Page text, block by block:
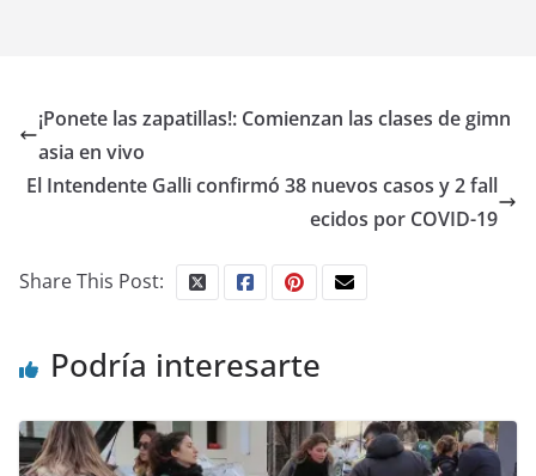
¡Ponete las zapatillas!: Comienzan las clases de gimn
asia en vivo
El Intendente Galli confirmó 38 nuevos casos y 2 fall
ecidos por COVID-19
Share This Post:
Podría interesarte